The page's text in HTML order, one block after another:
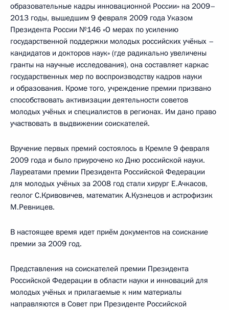
образовательные кадры инновационной России» на 2009–
2013 годы, вышедшим 9 февраля 2009 года Указом
Президента России №146 «О мерах по усилению
государственной поддержки молодых российских учёных –
кандидатов и докторов наук» (где радикально увеличены
гранты на научные исследования), она составляет каркас
государственных мер по воспроизводству кадров науки
и образования. Кроме того, учреждение премии призвано
способствовать активизации деятельности советов
молодых учёных и специалистов в регионах. Им дано право
участвовать в выдвижении соискателей.
Вручение первых премий состоялось в Кремле 9 февраля
2009 года и было приурочено ко Дню российской науки.
Лауреатами премии Президента Российской Федерации
для молодых учёных за 2008 год стали хирург Е.Ачкасов,
геолог С.Кривовичев, математик А.Кузнецов и астрофизик
М.Ревницев.
В настоящее время идет приём документов на соискание
премии за 2009 год.
Представления на соискателей премии Президента
Российской Федерации в области науки и инноваций для
молодых учёных и прилагаемые к ним материалы
направляются в Совет при Президенте Российской